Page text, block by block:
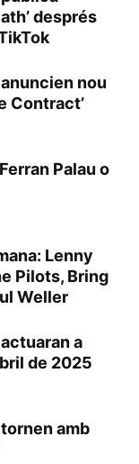
després
nou
Contract’
Palau o
Lenny
Pilots, Bring
Weller
a
de 2025
amb